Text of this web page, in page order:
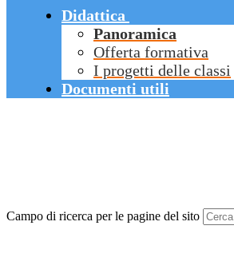
Didattica
Panoramica
Offerta formativa
I progetti delle classi
Documenti utili
Campo di ricerca per le pagine del sito